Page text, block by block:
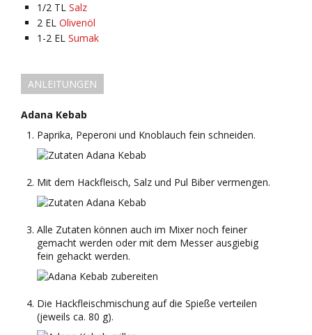
1/2 TL Salz
2 EL Olivenöl
1-2 EL Sumak
ANLEITUNGEN
Adana Kebab
Paprika, Peperoni und Knoblauch fein schneiden.
Mit dem Hackfleisch, Salz und Pul Biber vermengen.
Alle Zutaten können auch im Mixer noch feiner
gemacht werden oder mit dem Messer ausgiebig
fein gehackt werden.
Die Hackfleischmischung auf die Spieße verteilen
(jeweils ca. 80 g).